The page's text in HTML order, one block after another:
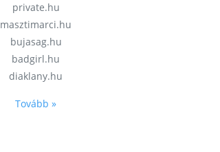
private.hu
masztimarci.hu
bujasag.hu
badgirl.hu
diaklany.hu
Tovább »